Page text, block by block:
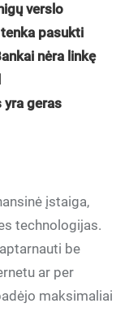
verslo
pasukti
nėra linkę
geras
įstaiga,
technologijas.
be
ar per
maksimaliai